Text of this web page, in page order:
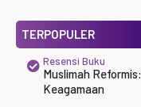
TERPOPULER
Resensi Buku
Muslimah
Keagamaan